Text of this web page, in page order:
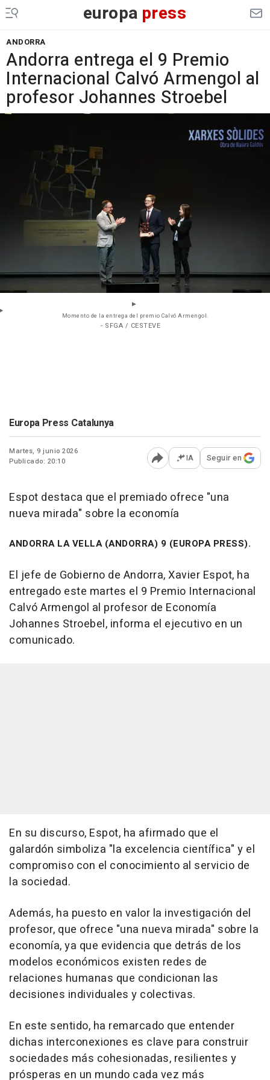
europa press
ANDORRA
Andorra entrega el 9 Premio
Internacional Calvó Armengol al
profesor Johannes Stroebel
Momento de la entrega del premio Calvó Armengol.
- SFGA / CESTEVE
Europa Press Catalunya
Martes, 9 junio 2026
Publicado: 20:10
Abrir opciones para
IA Seguir en
Espot destaca que el premiado ofrece "una
nueva mirada" sobre la economía
ANDORRA LA VELLA (ANDORRA) 9 (EUROPA PRESS).
El jefe de Gobierno de Andorra, Xavier Espot, ha
entregado este martes el 9 Premio Internacional
Calvó Armengol al profesor de Economía
Johannes Stroebel, informa el ejecutivo en un
comunicado.
En su discurso, Espot, ha afirmado que el
galardón simboliza "la excelencia científica" y el
compromiso con el conocimiento al servicio de
la sociedad.
Además, ha puesto en valor la investigación del
profesor, que ofrece "una nueva mirada" sobre la
economía, ya que evidencia que detrás de los
modelos económicos existen redes de
relaciones humanas que condicionan las
decisiones individuales y colectivas.
En este sentido, ha remarcado que entender
dichas interconexiones es clave para construir
sociedades más cohesionadas, resilientes y
prósperas en un mundo cada vez más